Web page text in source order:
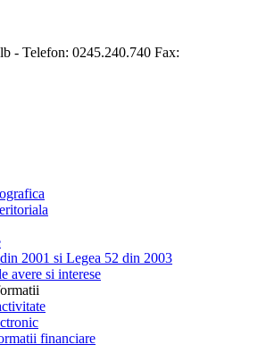
- Telefon: 0245.240.740 Fax:
2001 si Legea 52 din 2003
avere si interese
financiare